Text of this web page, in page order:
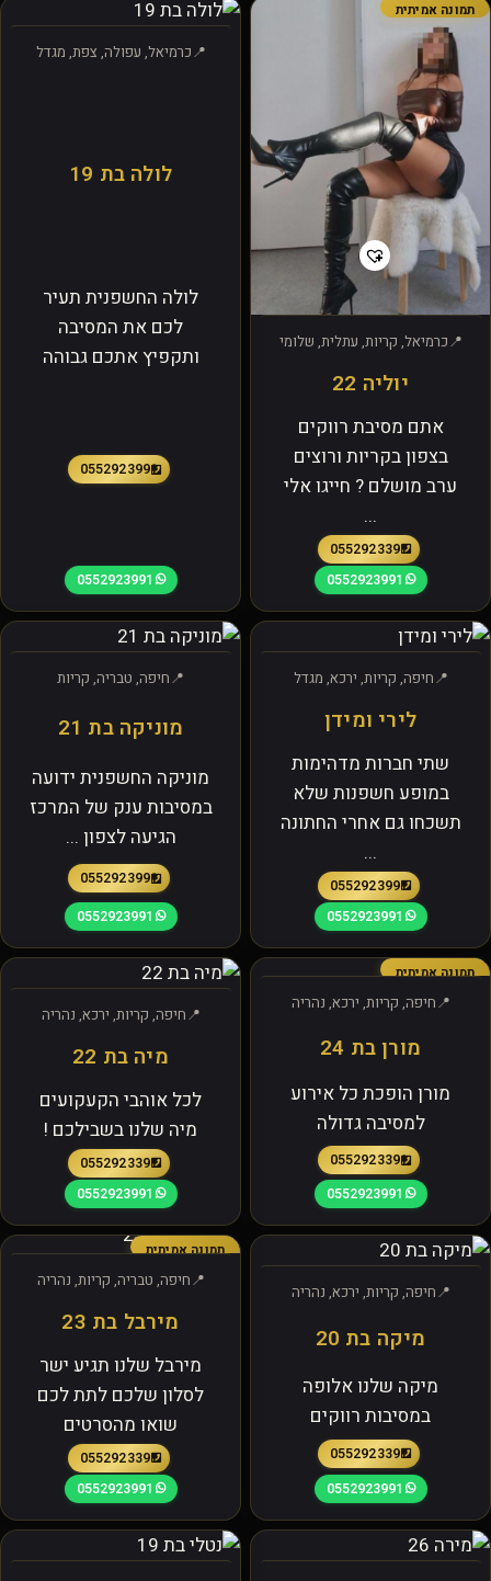
תמונה אמיתית
כרמיאל, קריות, עתלית, שלומי
יוליה 22
אתם מסיבת רווקים
בצפון בקריות ורוצים
ערב מושלם ? חייגו אלי
...
0552923391
0552923991
כרמיאל, עפולה, צפת, מגדל
לולה בת 19
לולה החשפנית תעיר
לכם את המסיבה
ותקפיץ אתכם גבוהה
0552923991
0552923991
חיפה, קריות, ירכא, מגדל
לירי ומידן
שתי חברות מדהימות
במופע חשפנות שלא
תשכחו גם אחרי החתונה
...
0552923991
0552923991
חיפה, טבריה, קריות
מוניקה בת 21
מוניקה החשפנית ידועה
במסיבות ענק של המרכז
הגיעה לצפון ...
0552923991
0552923991
תמונה אמיתית
חיפה, קריות, ירכא, נהריה
מורן בת 24
מורן הופכת כל אירוע
למסיבה גדולה
0552923391
0552923991
חיפה, קריות, ירכא, נהריה
מיה בת 22
לכל אוהבי הקעקועים
מיה שלנו בשבילכם !
0552923391
0552923991
חיפה, קריות, ירכא, נהריה
מיקה בת 20
מיקה שלנו אלופה
במסיבות רווקים
0552923391
0552923991
תמונה אמיתית
חיפה, טבריה, קריות, נהריה
מירבל בת 23
מירבל שלנו תגיע ישר
לסלון שלכם לתת לכם
שואו מהסרטים
0552923391
0552923991